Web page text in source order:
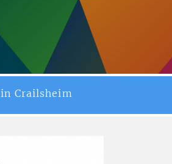
Crailsheim